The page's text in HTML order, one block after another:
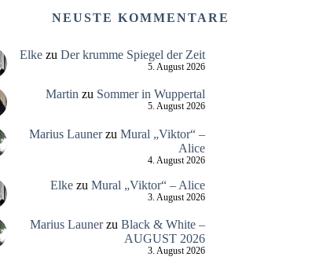
NEUSTE KOMMENTARE
Elkezu Der krumme Spiegel der Zeit
5. August 2026
Martin zu Sommer in Wuppertal
5. August 2026
Marius Launerzu Mural „Viktor“ –
Alice
4. August 2026
Elkezu Mural „Viktor“ – Alice
3. August 2026
Marius Launerzu Black & White –
AUGUST 2026
3. August 2026